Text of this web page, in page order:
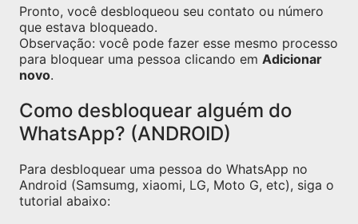
Pronto, você desbloqueou seu contato ou número
que estava bloqueado.
Observação: você pode fazer esse mesmo processo
para bloquear uma pessoa clicando em Adicionar
novo.
Como desbloquear alguém do
WhatsApp? (ANDROID)
Para desbloquear uma pessoa do WhatsApp no
Android (Samsumg, xiaomi, LG, Moto G, etc), siga o
tutorial abaixo: